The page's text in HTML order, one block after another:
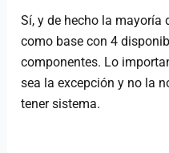
Sí, y de hecho la mayoría
como base con 4
componentes. Lo
sea la excepción y no la
tener sistema.